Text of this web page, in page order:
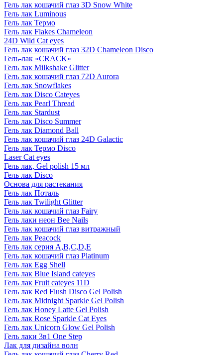
Гель лак кошачий глаз 3D Snow White
Гель лак Luminous
Гель лак Термо
Гель лак Flakes Chameleon
24D Wild Cat eyes
Гель лак кошачий глаз 32D Chameleon Disco
Гель-лак «CRACK»
Гель лак Milkshake Glitter
Гель лак кошачий глаз 72D Aurora
Гель лак Snowflakes
Гель лак Disco Cateyes
Гель лак Pearl Thread
Гель лак Stardust
Гель лак Disco Summer
Гель лак Diamond Ball
Гель лак кошачий глаз 24D Galactic
Гель лак Термо Disco
Laser Cat eyes
Гель лак, Gel polish 15 мл
Гель лак Disco
Основа для растекания
Гель лак Поталь
Гель лак Twilight Glitter
Гель лак кошачий глаз Fairy
Гель лаки неон Bee Nails
Гель лак кошачий глаз витражный
Гель лак Peacock
Гель лак серия A,B,C,D,E
Гель лак кошачий глаз Platinum
Гель лак Egg Shell
Гель лак Blue Island cateyes
Гель лак Fruit cateyes 11D
Гель лак Red Flush Disco Gel Polish
Гель лак Midnight Sparkle Gel Polish
Гель лак Honey Latte Gel Polish
Гель лак Rose Sparkle Cat Eyes
Гель лак Unicorn Glow Gel Polish
Гель лаки 3в1 One Step
Лак для дизайна волн